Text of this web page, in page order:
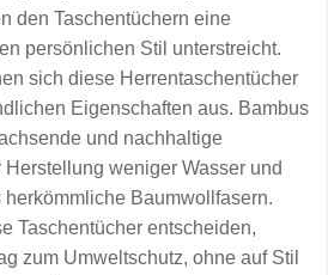
den Taschentüchern eine
persönlichen Stil unterstreicht.
sich diese Herrentaschentücher
Eigenschaften aus. Bambus
und nachhaltige
weniger Wasser und
Baumwollfasern.
Taschentücher entscheiden,
zum Umweltschutz, ohne auf Stil